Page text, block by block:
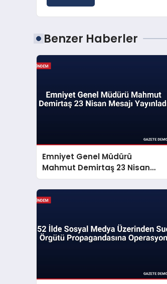
Benzer Haberler
Emniyet Genel Müdürü
Mahmut Demirtaş 23 Nisan
Mesajı Yayınladı